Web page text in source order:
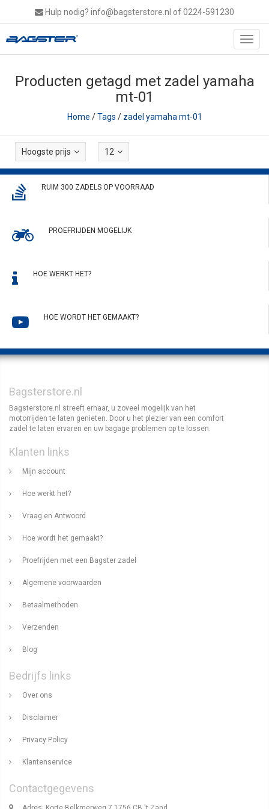
Hulp nodig? info@bagsterstore.nl of 0224-591230
Producten getagd met zadel yamaha
mt-01
Home /Tags / zadel yamaha mt-01
Hoogste prijs 12
RUIM 300 ZADELS OP VOORRAAD
PROEFRIJDEN MOGELIJK
HOE WERKT HET?
HOE WORDT HET GEMAAKT?
Bagsterstore.nl
Bagsterstore.nl streeft ernaar, u zoveel mogelijk van het
motorrijden te laten genieten. Door u het plezier van een comfort
zadel te laten ervaren en uw bagage problemen op te lossen.
Klanten links
Mijn account
Hoe werkt het?
Vraag en Antwoord
Hoe wordt het gemaakt?
Proefrijden met een Bagster zadel
Algemene voorwaarden
Betaalmethoden
Verzenden
Blog
Bedrijfs links
Over ons
Disclaimer
Privacy Policy
Klantenservice
Contactgegevens